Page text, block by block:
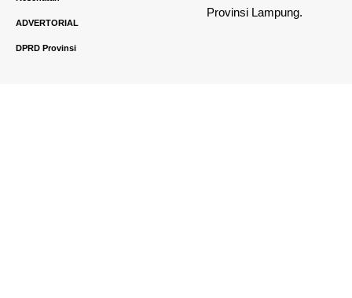
ADVERTORIAL
DPRD Provinsi
Provinsi Lampung.